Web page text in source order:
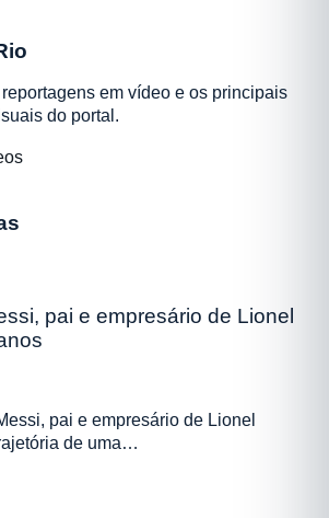
em vídeo e os principais
do portal.
pai e empresário de Lionel
pai e empresário de Lionel
de uma…